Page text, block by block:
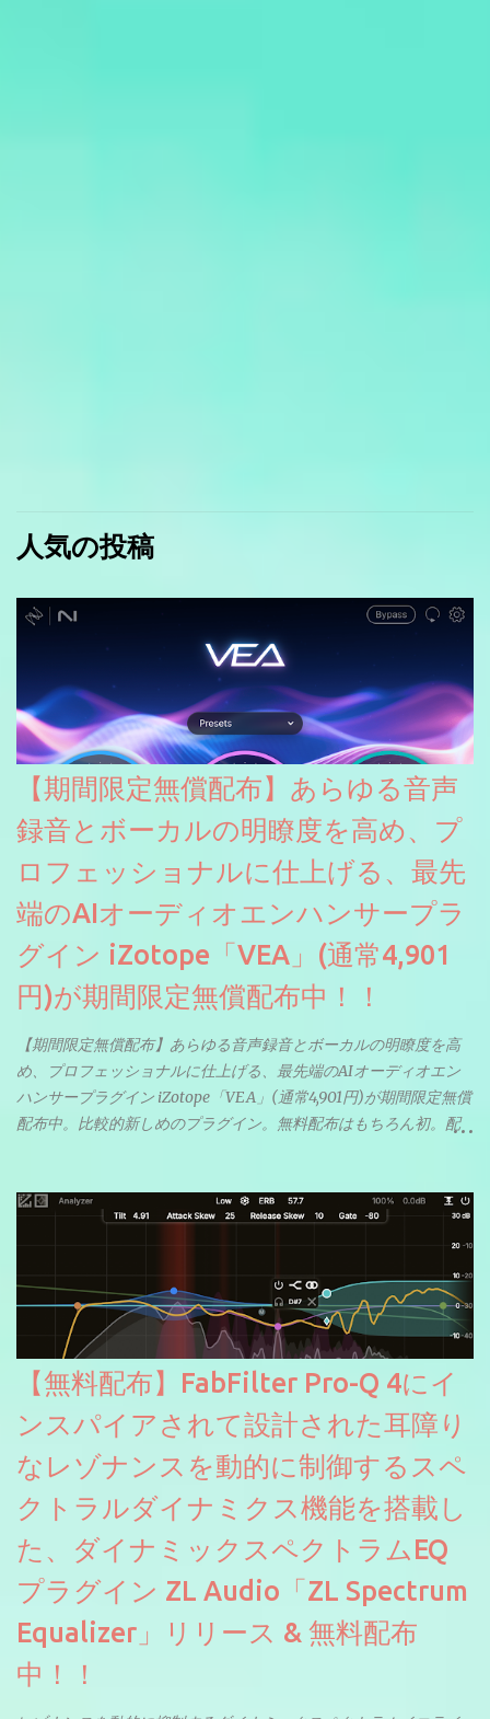
人気の投稿
【期間限定無償配布】あらゆる音声
録音とボーカルの明瞭度を高め、プ
ロフェッショナルに仕上げる、最先
端のAIオーディオエンハンサープラ
グイン iZotope「VEA」(通常4,901
円)が期間限定無償配布中！！
【期間限定無償配布】あらゆる音声録音とボーカルの明瞭度を高
め、プロフェッショナルに仕上げる、最先端のAIオーディオエン
ハンサープラグイン iZotope「VEA」(通常4,901円)が期間限定無償
配布中。比較的新しめのプラグイン。無料配布はもちろん初。配
【無料配布】FabFilter Pro-Q 4にイ
ンスパイアされて設計された耳障り
なレゾナンスを動的に制御するスペ
クトラルダイナミクス機能を搭載し
た、ダイナミックスペクトラムEQ
プラグイン ZL Audio「ZL Spectrum
Equalizer」リリース & 無料配布
中！！